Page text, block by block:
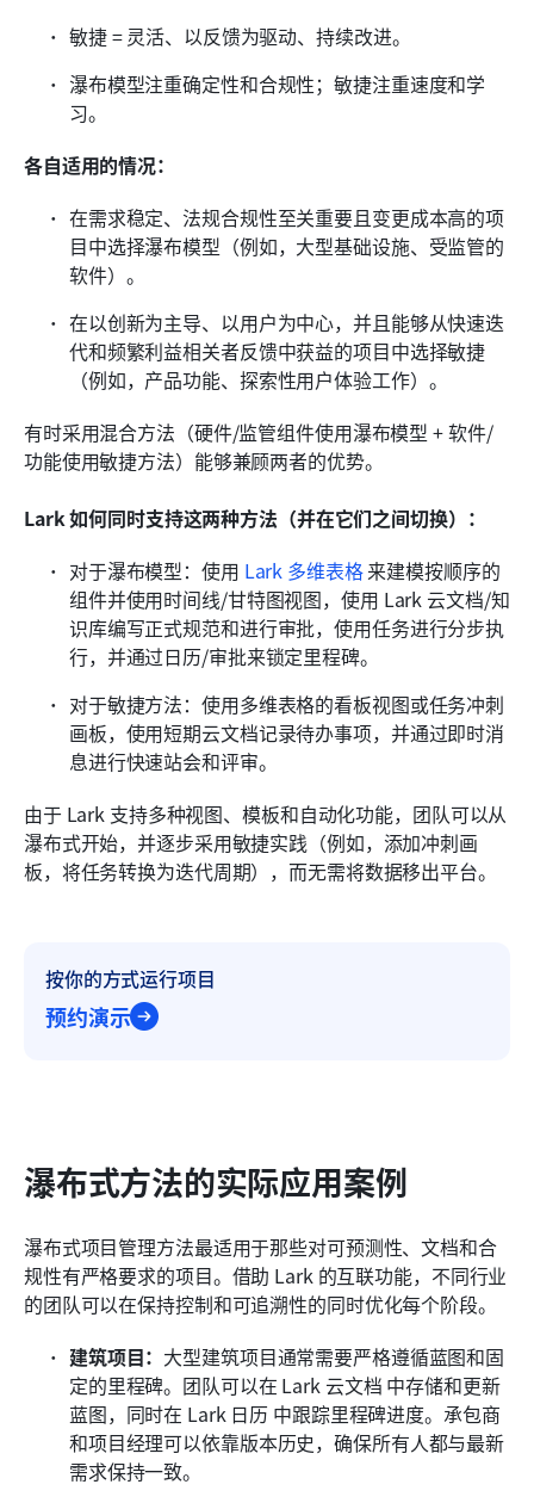
敏捷 = 灵活、以反馈为驱动、持续改进。
瀑布模型注重确定性和合规性；敏捷注重速度和学
习。
各自适用的情况：
在需求稳定、法规合规性至关重要且变更成本高的项
目中选择瀑布模型（例如，大型基础设施、受监管的
软件）。
在以创新为主导、以用户为中心，并且能够从快速迭
代和频繁利益相关者反馈中获益的项目中选择敏捷
（例如，产品功能、探索性用户体验工作）。
有时采用混合方法（硬件/监管组件使用瀑布模型 + 软件/
功能使用敏捷方法）能够兼顾两者的优势。
Lark 如何同时支持这两种方法（并在它们之间切换）：
对于瀑布模型：使用 Lark 多维表格 来建模按顺序的
组件并使用时间线/甘特图视图，使用 Lark 云文档/知
识库编写正式规范和进行审批，使用任务进行分步执
行，并通过日历/审批来锁定里程碑。
对于敏捷方法：使用多维表格的看板视图或任务冲刺
画板，使用短期云文档记录待办事项，并通过即时消
息进行快速站会和评审。
由于 Lark 支持多种视图、模板和自动化功能，团队可以从
瀑布式开始，并逐步采用敏捷实践（例如，添加冲刺画
板，将任务转换为迭代周期），而无需将数据移出平台。
按你的方式运行项目
预约演示
瀑布式方法的实际应用案例
瀑布式项目管理方法最适用于那些对可预测性、文档和合
规性有严格要求的项目。借助 Lark 的互联功能，不同行业
的团队可以在保持控制和可追溯性的同时优化每个阶段。
建筑项目： 大型建筑项目通常需要严格遵循蓝图和固
定的里程碑。团队可以在 Lark 云文档 中存储和更新
蓝图，同时在 Lark 日历 中跟踪里程碑进度。承包商
和项目经理可以依靠版本历史，确保所有人都与最新
需求保持一致。